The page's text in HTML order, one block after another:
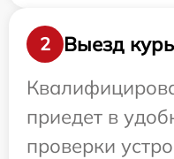
2
Выезд
приедет в
проверки